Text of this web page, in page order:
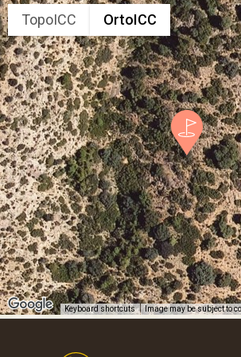
TopoICC OrtoICC
Keyboard shortcuts Image may be subject to